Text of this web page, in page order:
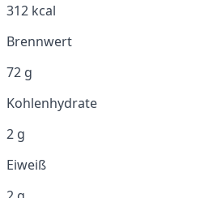
312 kcal
Brennwert
72 g
Kohlenhydrate
2 g
Eiweiß